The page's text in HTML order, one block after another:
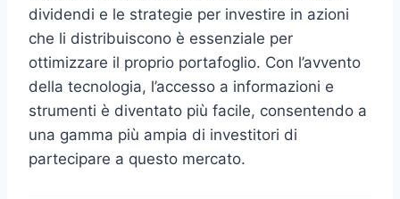
dividendi e le strategie per investire in azioni
che li distribuiscono è essenziale per
ottimizzare il proprio portafoglio. Con l’avvento
della tecnologia, l’accesso a informazioni e
strumenti è diventato più facile, consentendo a
una gamma più ampia di investitori di
partecipare a questo mercato.